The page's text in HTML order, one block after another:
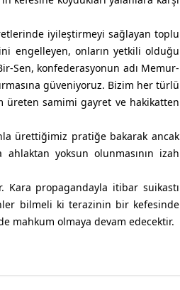
iyileştirmeyi sağlayan toplu
engelleyen, onların yetkili olduğu
Sen, konfederasyonun adı Memur-
güveniyoruz. Bizim her türlü
üreten samimi gayret ve hakikatten
ürettiğimiz pratiğe bakarak ancak
yoksun olunmasının izah
Kara propagandayla itibar suikastı
bilmeli ki terazinin bir kefesinde
mahkum olmaya devam edecektir.